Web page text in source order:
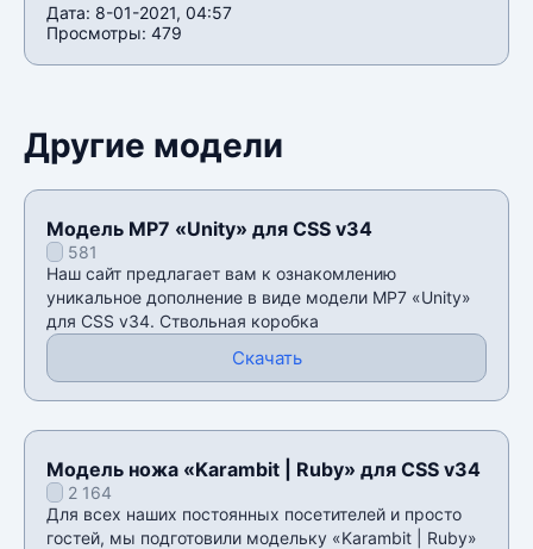
Дата: 8-01-2021, 04:57
Просмотры: 479
Другие модели
Модель MP7 «Unity» для CSS v34
581
Наш сайт предлагает вам к ознакомлению
уникальное дополнение в виде модели MP7 «Unity»
для CSS v34. Ствольная коробка
Скачать
Модель ножа «Karambit | Ruby» для CSS v34
2 164
Для всех наших постоянных посетителей и просто
гостей, мы подготовили модельку «Karambit | Ruby»